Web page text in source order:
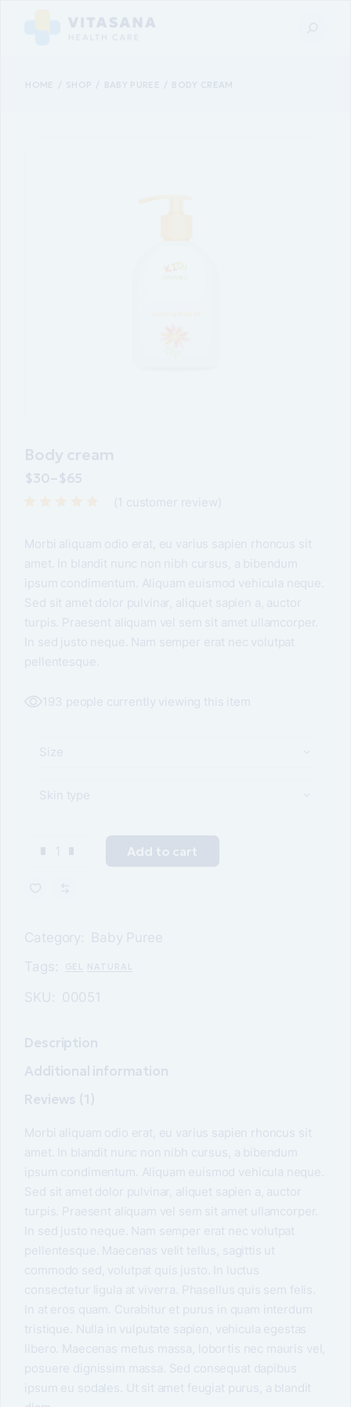
Body cream
$30–$65
( customer review)
Morbi aliquam odio erat, eu varius sapien rhoncus sit
amet. In blandit nunc non nibh cursus, a bibendum
ipsum condimentum. Aliquam euismod vehicula neque.
Sed sit amet dolor pulvinar, aliquet sapien a, auctor
turpis. Praesent aliquam vel sem sit amet ullamcorper.
In sed justo neque. Nam semper erat nec volutpat
pellentesque.
193 people currently viewing this item
Size
Skin type
Add to cart
Category:
Baby Puree
Tags:
GEL NATURAL
SKU: 00051
Description
Additional information
Reviews (1)
Morbi aliquam odio erat, eu varius sapien rhoncus sit
amet. In blandit nunc non nibh cursus, a bibendum
ipsum condimentum. Aliquam euismod vehicula neque.
Sed sit amet dolor pulvinar, aliquet sapien a, auctor
turpis. Praesent aliquam vel sem sit amet ullamcorper.
In sed justo neque. Nam semper erat nec volutpat
pellentesque. Maecenas velit tellus, sagittis ut
commodo sed, volutpat quis justo. In luctus
consectetur ligula at viverra. Phasellus quis sem felis.
In at eros quam. Curabitur et purus in quam interdum
tristique. Nulla in vulputate sapien, vehicula egestas
libero. Maecenas metus massa, lobortis nec mauris vel,
posuere dignissim massa. Sed consequat dapibus
ipsum eu sodales. Ut sit amet feugiat purus, a blandit